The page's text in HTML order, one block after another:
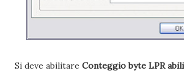
Si deve abilitare Conteggio byte LPR